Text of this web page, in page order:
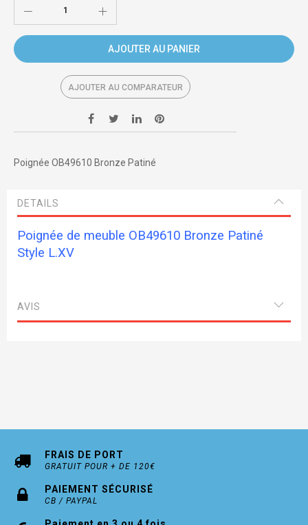
AJOUTER AU PANIER
AJOUTER AU COMPARATEUR
Poignée OB49610 Bronze Patiné
DETAILS
Poignée de meuble OB49610 Bronze Patiné
Style L.XV
AVIS
FRAIS DE PORT
GRATUIT POUR + DE 120€
PAIEMENT SÉCURISÉ
CB / PAYPAL